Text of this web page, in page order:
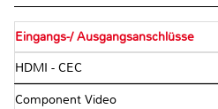
Eingangs-/ Ausgangsanschlüsse
HDMI - CEC
Component Video